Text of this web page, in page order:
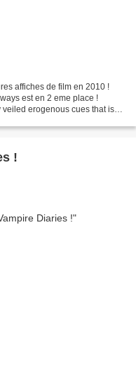
affiches de film en 2010 !
est en 2 eme place !
erogenous cues that is
!